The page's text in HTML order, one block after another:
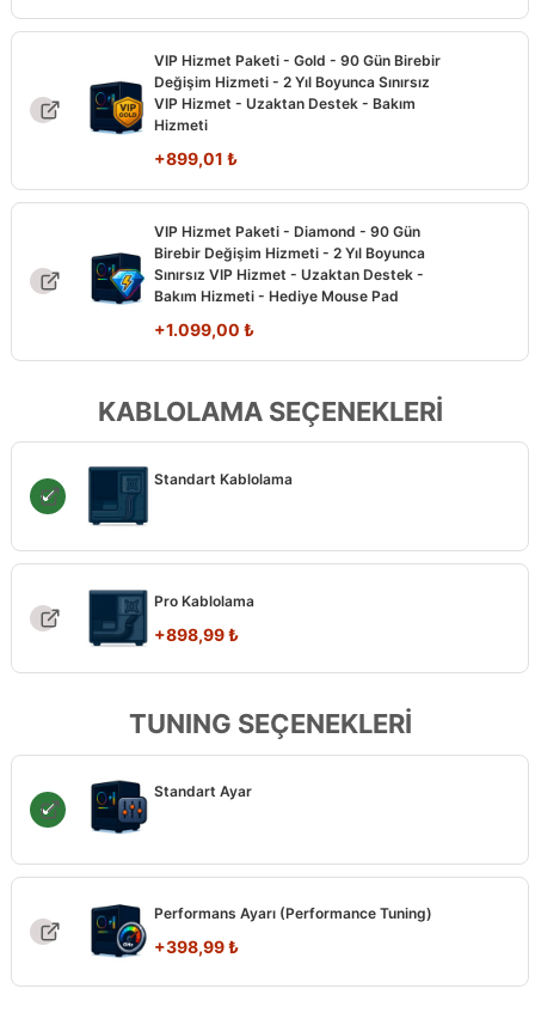
VIP Hizmet Paketi - Gold - 90 Gün Birebir
Değişim Hizmeti - 2 Yıl Boyunca Sınırsız
VIP Hizmet - Uzaktan Destek - Bakım
Hizmeti
+899,01 ₺
VIP Hizmet Paketi - Diamond - 90 Gün
Birebir Değişim Hizmeti - 2 Yıl Boyunca
Sınırsız VIP Hizmet - Uzaktan Destek -
Bakım Hizmeti - Hediye Mouse Pad
+1.099,00 ₺
KABLOLAMA SEÇENEKLERİ
Standart Kablolama
Pro Kablolama
+898,99₺
TUNING SEÇENEKLERİ
Standart Ayar
Performans Ayarı (Performance Tuning)
+398,99₺